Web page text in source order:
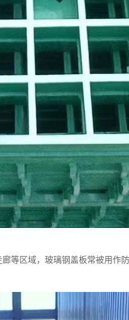
等区域，玻璃钢盖板常被用作